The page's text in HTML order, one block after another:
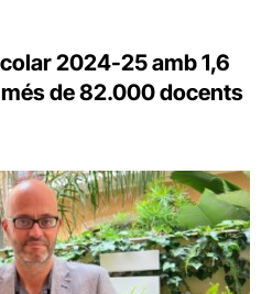
2024-25 amb 1,6
de 82.000 docents